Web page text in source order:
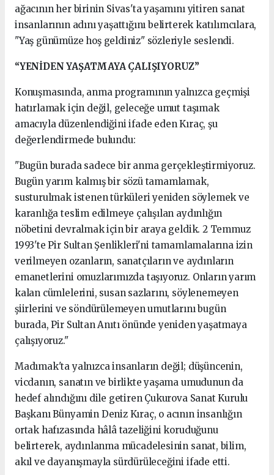
ağacının her birinin Sivas'ta yaşamını yitiren sanat
insanlarının adını yaşattığını belirterek katılımcılara,
"Yaş günümüze hoş geldiniz" sözleriyle seslendi.
“YENİDEN YAŞATMAYA ÇALIŞIYORUZ”
Konuşmasında, anma programının yalnızca geçmişi
hatırlamak için değil, geleceğe umut taşımak
amacıyla düzenlendiğini ifade eden Kıraç, şu
değerlendirmede bulundu:
"Bugün burada sadece bir anma gerçekleştirmiyoruz.
Bugün yarım kalmış bir sözü tamamlamak,
susturulmak istenen türküleri yeniden söylemek ve
karanlığa teslim edilmeye çalışılan aydınlığın
nöbetini devralmak için bir araya geldik. 2 Temmuz
1993'te Pir Sultan Şenlikleri'ni tamamlamalarına izin
verilmeyen ozanların, sanatçıların ve aydınların
emanetlerini omuzlarımızda taşıyoruz. Onların yarım
kalan cümlelerini, susan sazlarını, söylenemeyen
şiirlerini ve söndürülemeyen umutlarını bugün
burada, Pir Sultan Anıtı önünde yeniden yaşatmaya
çalışıyoruz."
Madımak'ta yalnızca insanların değil; düşüncenin,
vicdanın, sanatın ve birlikte yaşama umudunun da
hedef alındığını dile getiren Çukurova Sanat Kurulu
Başkanı Bünyamin Deniz Kıraç, o acının insanlığın
ortak hafızasında hâlâ tazeliğini koruduğunu
belirterek, aydınlanma mücadelesinin sanat, bilim,
akıl ve dayanışmayla sürdürüleceğini ifade etti.